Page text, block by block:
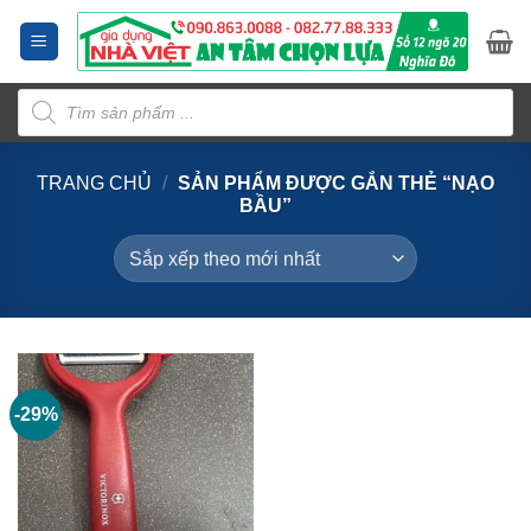
dung
Tìm
kiếm
sản
phẩm
TRANG CHỦ / SẢN PHẨM ĐƯỢC GẮN THẺ “NẠO
BẦU”
-29%